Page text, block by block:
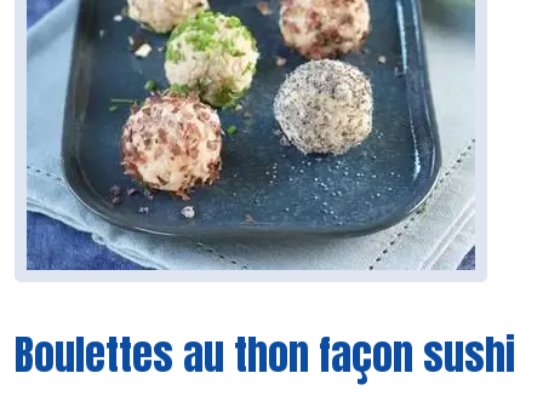
Boulettes au thon façon sushi